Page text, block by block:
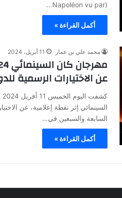
(Napoléon vu par…
أكمل القراءة »
محمد علي بن عمار 11 أبريل، 2024
عن الاختيارات الرسمية
السينمائي إثر نقطة إعلامية، عن
السابعة والسبعين في…
أكمل القراءة »